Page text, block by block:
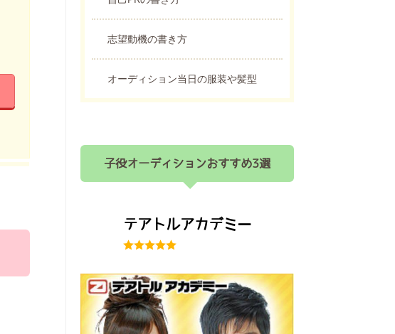
志望動機の書き方
オーディション当日の服装や髪型
子役オーディションおすすめ3選
テアトルアカデミー